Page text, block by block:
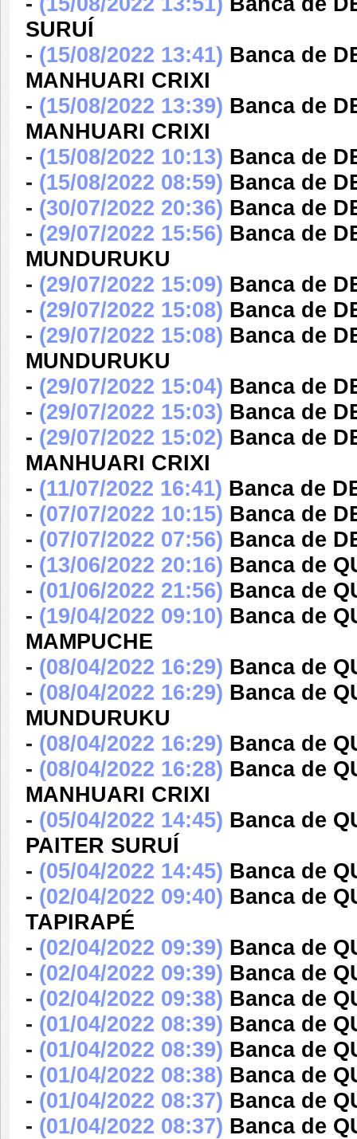
SURUÍ
- (15/08/2022 13:41) Banca de
MANHUARI CRIXI
- (15/08/2022 13:39) Banca de
MANHUARI CRIXI
- (15/08/2022 10:13) Banca de
- (15/08/2022 08:59) Banca de
- (30/07/2022 20:36) Banca de
- (29/07/2022 15:56) Banca de
MUNDURUKU
- (29/07/2022 15:09) Banca de
- (29/07/2022 15:08) Banca de
- (29/07/2022 15:08) Banca de
MUNDURUKU
- (29/07/2022 15:04) Banca de
- (29/07/2022 15:03) Banca de
- (29/07/2022 15:02) Banca de
MANHUARI CRIXI
- (11/07/2022 16:41) Banca de
- (07/07/2022 10:15) Banca de
- (07/07/2022 07:56) Banca de
- (13/06/2022 20:16) Banca de
- (01/06/2022 21:56) Banca de
- (19/04/2022 09:10) Banca de
MAMPUCHE
- (08/04/2022 16:29) Banca de
- (08/04/2022 16:29) Banca de
MUNDURUKU
- (08/04/2022 16:29) Banca de
- (08/04/2022 16:28) Banca de
MANHUARI CRIXI
- (05/04/2022 14:45) Banca de
PAITER SURUÍ
- (05/04/2022 14:45) Banca de
- (02/04/2022 09:40) Banca de
TAPIRAPÉ
- (02/04/2022 09:39) Banca de
- (02/04/2022 09:39) Banca de
- (02/04/2022 09:38) Banca de
- (01/04/2022 08:39) Banca de
- (01/04/2022 08:39) Banca de
- (01/04/2022 08:38) Banca de
- (01/04/2022 08:37) Banca de
- (01/04/2022 08:37) Banca de